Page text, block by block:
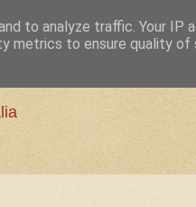
to analyze traffic. Your IP
metrics to ensure quality of